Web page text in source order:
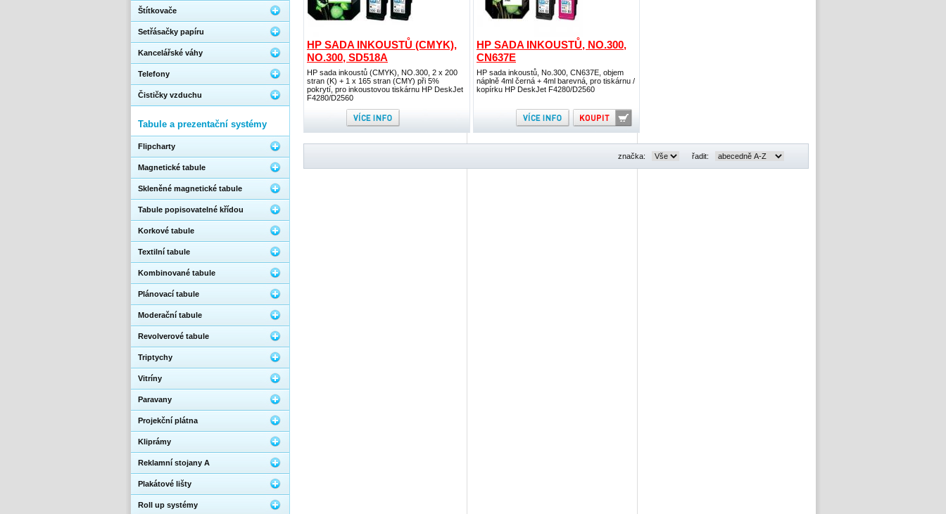
HP SADA INKOUSTŮ (CMYK),
NO.300, SD518A
HP sada inkoustů (CMYK), NO.300, 2 x 200
stran (K) + 1 x 165 stran (CMY) při 5%
pokrytí, pro inkoustovou tiskárnu HP DeskJet
F4280/D2560
HP SADA INKOUSTŮ, NO.300,
CN637E
HP sada inkoustů, No.300, CN637E, objem
náplně 4ml černá + 4ml barevná, pro tiskárnu /
kopírku HP DeskJet F4280/D2560
značka: řadit:
Štítkovače
Setřásačky papíru
Kancelářské váhy
Telefony
Čističky vzduchu
Tabule a prezentační systémy
Flipcharty
Magnetické tabule
Skleněné magnetické tabule
Tabule popisovatelné křídou
Korkové tabule
Textilní tabule
Kombinované tabule
Plánovací tabule
Moderační tabule
Revolverové tabule
Triptychy
Vitríny
Paravany
Projekční plátna
Kliprámy
Reklamní stojany A
Plakátové lišty
Roll up systémy